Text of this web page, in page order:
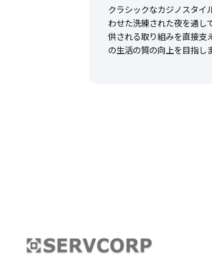
クラシックなカジノスタイ
わせた洗練された夜を通し
供される取り組みを直接支
の生活の質の向上を目指し